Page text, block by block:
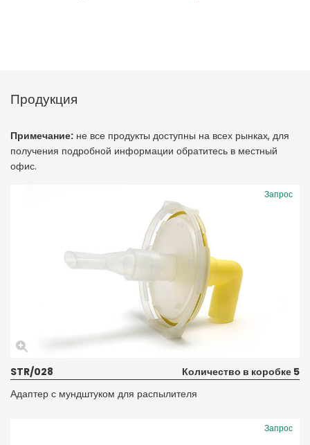
Продукция
Примечание: не все продукты доступны на всех рынках, для
получения подробной информации обратитесь в местный
офис.
Запрос
STR/028
Количество в коробке 5
Адаптер с мундштуком для распылителя
Запрос